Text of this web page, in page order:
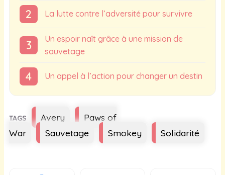
La lutte contre l’adversité pour survivre
Un espoir naît grâce à une mission de
sauvetage
Un appel à l’action pour changer un destin
Étiquettes
Avery
Paws of
War
Sauvetage Smokey Solidarité